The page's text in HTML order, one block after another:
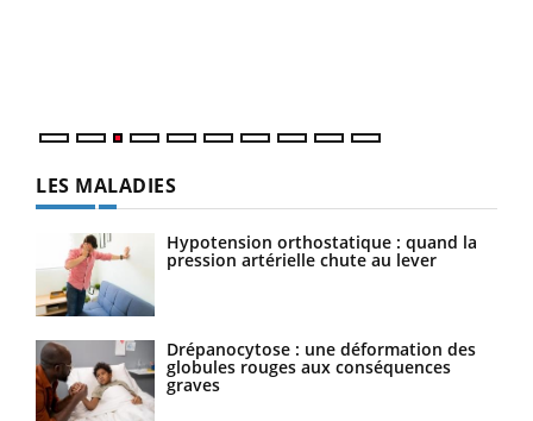
LES MALADIES
Hypotension orthostatique : quand la
pression artérielle chute au lever
Drépanocytose : une déformation des
globules rouges aux conséquences
graves